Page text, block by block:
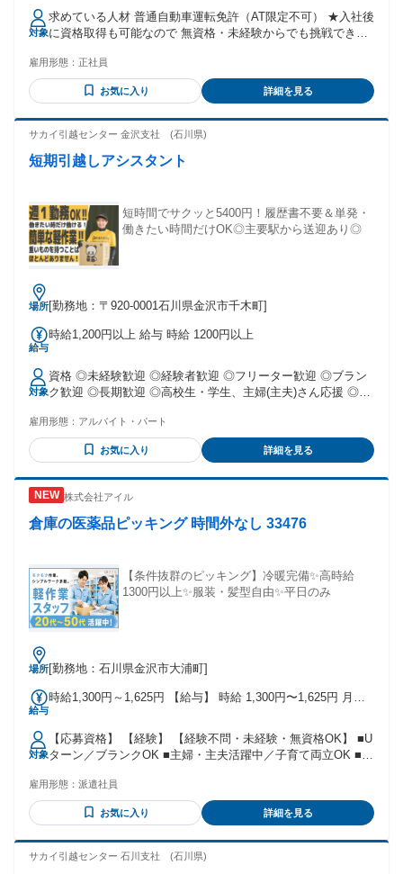
し 【一律手当】 全員に一律で支払われる通勤・皆勤・家族手
当金額：なし 全員に一律で支払われるその他手当金額：あり
1ヶ月あたり8万2000円 〜 10万7300円 手当：家族手当(配偶者
6,000円・第1子2,500円・第2子以下2,200円)、 通勤手当 実費
度実績) 試用・研修期間：3ヶ月 試用・研修期間の条件：本採
用と同じ
対象
求めている人材 普通自動車運転免許（AT限定不可） ★入社後
に資格取得も可能なので 無資格・未経験からでも挑戦できる
み ※マニュアル運転免許は対象外 年齢の条件と理由：あり
（例外事由3号のイ・45歳以下（長期勤続によるキャリア形成
のため））
雇用形態： 正社員
お気に入り 詳細を見る
サカイ引越センター 金沢支社 (石川県)
短期引越しアシスタント
短時間でサクッと5400円！履歴書不要＆単発・
働きたい時間だけOK◎主要駅から送迎あり◎
場所[勤務地：〒920-0001石川県金沢市千木町]
給与
時給1,200円以上 給与 時給 1200円以上
対象
資格 ◎未経験歓迎 ◎経験者歓迎 ◎フリーター歓迎 ◎ブラン
ク歓迎 ◎長期歓迎 ◎高校生・学生、主婦(主夫)さん応援 ◎W
齢層の方が活躍中♪ 【こんな方からのご応募お待ちしていま
す】 ・食品関連倉庫内作業・自動車製造・航空機製造・金型
製造・食品製造・工場内作業・検査・検品・ライン作業・軽
お仕事に興味がある方 ・飲食店（居酒屋・ファミレス・カフ
ェ・喫茶店・焼肉・ラーメン）・接客・販売・事務・介護・
土木作業員・建築作業員・現場作業員・警備員などから未経
常勤、短期など雇用形態や働き方問わず軽作業のお仕事をお
探しの方 ・土日祝休みから平日も休めるお仕事をお探しの方
・ハローワークでしっかり稼げるお仕事が見つからなかった
という方も応援。
雇用形態： アルバイト・パート
お気に入り 詳細を見る
株式会社アイル
倉庫の医薬品ピッキング 時間外なし 33476
【条件抜群のピッキング】冷暖完備✨️高時給
1300円以上✨️服装・髪型自由✨️平日のみ
場所[勤務地：石川県金沢市大浦町]
給与
時給1,300円～1,625円 【給与】 時給 1,300円〜1,625円 月収
ルのお仕事は全て 週払いＯＫ／ 申請方法はLINE・メールでＯ
Ｋ！ 面倒な書類やお電話は必要なし！ サクッと簡単申請で振
込可能～！ ※規定があります。
対象
【応募資格】 【経験】 【経験不問・未経験・無資格OK】 ■U
ターン／ブランクOK ■主婦・主夫活躍中／子育て両立OK ■フ
ローワークで求職中の方も応募可 【資格】 ・資格不問 【メ
リット】 #社会保険完備 #車通勤OK #バイク通勤OK #交通費
支給 #駅近5分以内 #週払いOK #給料前払いOK #昇給あり #長
#家庭都合休OK #長期休暇あり #学歴不問 #未経験者歓迎 #経
雇用形態： 派遣社員
お気に入り 詳細を見る
サカイ引越センター 石川支社 (石川県)